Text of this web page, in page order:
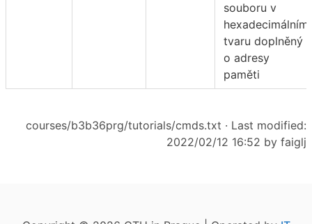
souboru v
hexadecimálním
tvaru doplněný
o adresy
paměti
courses/b3b36prg/tutorials/cmds.txt · Last modified:
2022/02/12 16:52 by faiglj